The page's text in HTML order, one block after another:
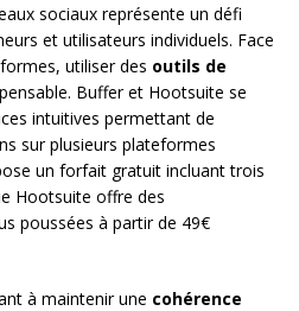
sociaux représente un défi
et utilisateurs individuels. Face
utiliser des outils de
Buffer et Hootsuite se
intuitives permettant de
sur plusieurs plateformes
un forfait gratuit incluant trois
Hootsuite offre des
poussées à partir de 49€
à maintenir une cohérence